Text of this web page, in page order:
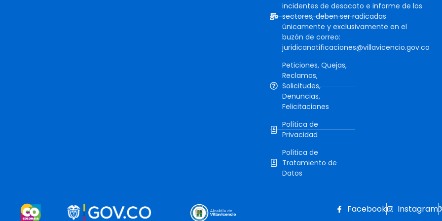
incidentes de desacato e informe de los
sectores, deben ser radicadas
únicamente y exclusivamente en el
buzón de correo:
juridicanotificaciones@villavicencio.gov.co
Peticiones, Quejas,
Reclamos,
Solicitudes,
Denuncias,
Felicitaciones
Política de
Privacidad
Política de
Tratamiento de
Datos
Facebook Instagram